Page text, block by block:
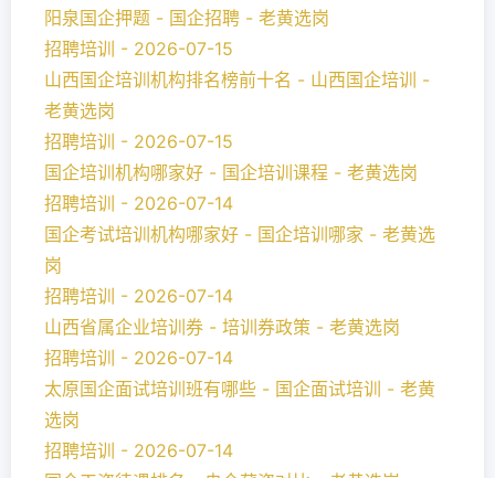
阳泉国企押题 - 国企招聘 - 老黄选岗
招聘培训 - 2026-07-15
山西国企培训机构排名榜前十名 - 山西国企培训 -
老黄选岗
招聘培训 - 2026-07-15
国企培训机构哪家好 - 国企培训课程 - 老黄选岗
招聘培训 - 2026-07-14
国企考试培训机构哪家好 - 国企培训哪家 - 老黄选
岗
招聘培训 - 2026-07-14
山西省属企业培训券 - 培训券政策 - 老黄选岗
招聘培训 - 2026-07-14
太原国企面试培训班有哪些 - 国企面试培训 - 老黄
选岗
招聘培训 - 2026-07-14